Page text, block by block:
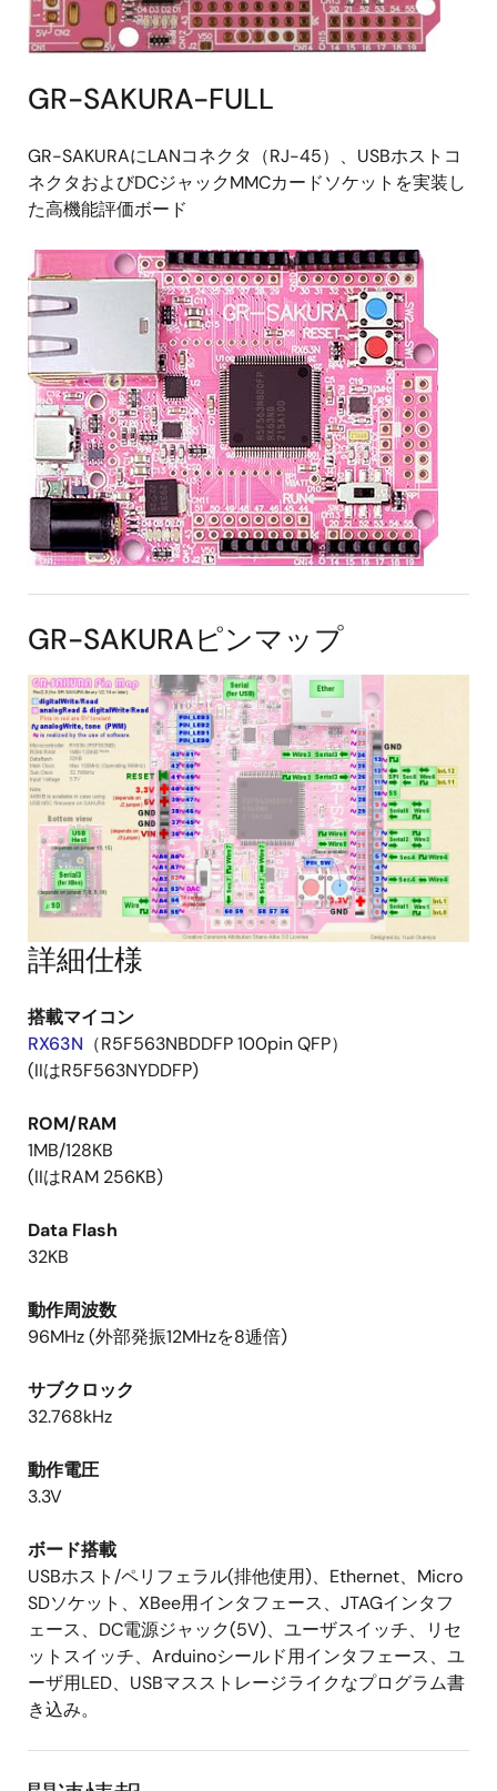
GR-SAKURA-FULL
GR-SAKURAにLANコネクタ（RJ-45）、USBホストコ
ネクタおよびDCジャックMMCカードソケットを実装し
た高機能評価ボード
GR-SAKURAピンマップ
詳細仕様
搭載マイコン
RX63N （R5F563NBDDFP 100pin QFP）
(IIはR5F563NYDDFP)
ROM/RAM
1MB/128KB
(IIはRAM 256KB)
Data Flash
32KB
動作周波数
96MHz (外部発振12MHzを8逓倍)
サブクロック
32.768kHz
動作電圧
3.3V
ボード搭載
USBホスト/ペリフェラル(排他使用)、Ethernet、Micro
SDソケット、XBee用インタフェース、JTAGインタフ
ェース、DC電源ジャック(5V)、ユーザスイッチ、リセ
ットスイッチ、Arduinoシールド用インタフェース、ユ
ーザ用LED、USBマスストレージライクなプログラム書
き込み。